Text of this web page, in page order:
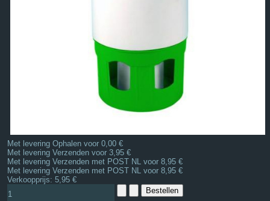
Met levering Ophalen voor 0,00 €
Met levering Verzenden voor 3,95 €
Met levering Verzenden met POST NL voor 8,95 €
Met levering Verzenden met POST NL voor 8,95 €
Verkoopprijs:5,95 €